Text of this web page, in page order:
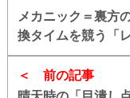
前の記事
メカニック＝裏方
換タイムを競う「
【大阪オートメッ